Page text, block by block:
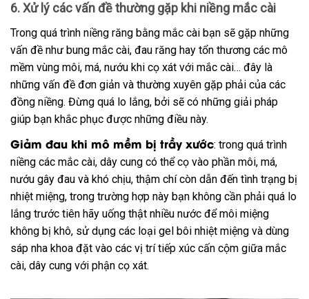
6. Xử lý các vấn đề thường gặp khi niềng mắc cài
Trong quá trình niềng răng bằng mắc cài bạn sẽ gặp những
vấn đề như bung mắc cài, đau răng hay tổn thương các mô
mềm vùng môi, má, nướu khi cọ xát với mắc cài… đây là
những vấn đề đơn giản và thường xuyên gặp phải của các
đồng niềng. Đừng quá lo lắng, bởi sẽ có những giải pháp
giúp bạn khắc phục được những điều này.
Giảm đau khi mô mềm bị trầy xước: trong quá trình
niềng các mắc cài, dây cung có thể cọ vào phần môi, má,
nướu gây đau và khó chịu, thậm chí còn dẫn đến tình trạng bị
nhiệt miệng, trong trường hợp này bạn không cần phải quá lo
lắng trước tiên hãy uống thật nhiều nước để môi miệng
không bị khô, sử dụng các loại gel bôi nhiệt miệng và dùng
sáp nha khoa đặt vào các vị trí tiếp xúc cấn cộm giữa mắc
cài, dây cung với phận cọ xát.